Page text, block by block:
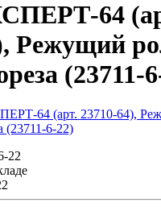
64
Режущий
(23711-
22